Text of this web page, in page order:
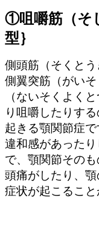
①咀嚼筋（そ
型｝
側頭筋（そくと
側翼突筋（がい
（ないそくよく
り咀嚼したりす
起きる顎関節症
違和感があった
で、顎関節その
頭痛がしたり、
症状が起こること